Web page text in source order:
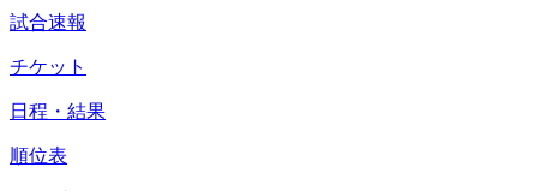
試合速報
チケット
日程・結果
順位表